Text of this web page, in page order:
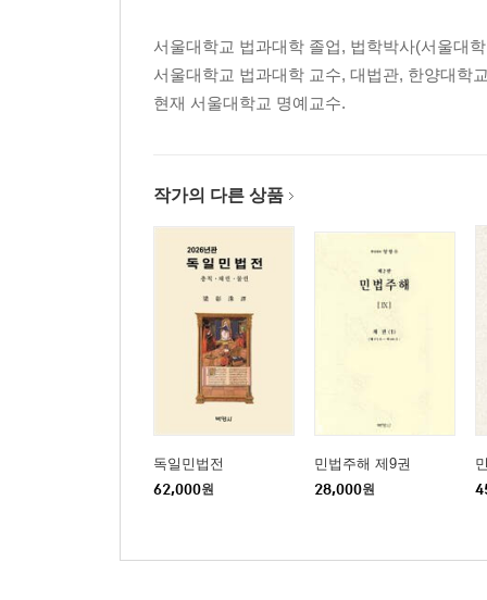
점유/[54] 법률요건으로서의 점유/[55] 점유의 종류/
제2절 물권의 변동과 효력 86
[57] 매수인이 취득한 소유권의 관점에서/[58] 권
채권행위와 물권행위의 관계/[69] 등기 없는 부동
제3절 타인의 물건을 사용하는 관계 126
[75] 매매목적물에 전세 사는 사람이 있을 경우/
특별한 보호/[80] 보증금 등의 반환/[81] 점포
차임증감청구권/ [84] 현실의 관찰과 민법/[85] 매
제3장 계약의 효력불발생
제1절 계약의 성립과정에서의 고장 151
계약의 취소/[93] 취소의 효과/[94] 취소 여부의
대법원판결의 검토―대항요건의 구비/[110] 대법
서울대학교 법과대학 졸업, 법학박사(서울대
서울대학교 법과대학 교수, 대법관, 한양대학
현재 서울대학교 명예교수.
작가의 다른 상품
독일민법전
62,000원
민법주해 제9권
28,000원